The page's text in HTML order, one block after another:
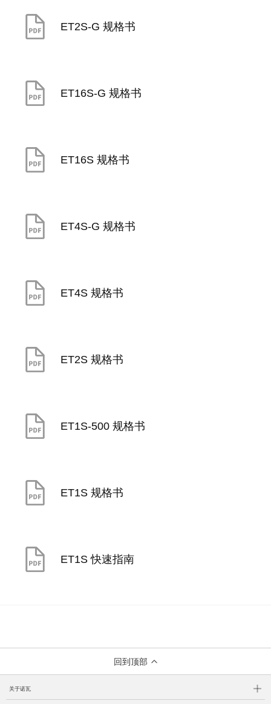
ET2S-G 规格书
ET16S-G 规格书
ET16S 规格书
ET4S-G 规格书
ET4S 规格书
ET2S 规格书
ET1S-500 规格书
ET1S 规格书
ET1S 快速指南
回到顶部
关于诺瓦